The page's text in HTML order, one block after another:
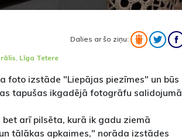
Dalies ar šo ziņu:
, Līga Tetere
foto izstāde "Liepājas piezīmes" un būs
tapušas ikgadējā fotogrāfu salidojumā
arī pilsēta, kurā ik gadu ziemā
tālākas apkaimes," norāda izstādes